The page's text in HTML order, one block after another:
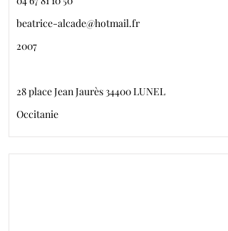
beatrice-alcade@hotmail.fr
2007
28 place Jean Jaurès 34400 LUNEL
Occitanie